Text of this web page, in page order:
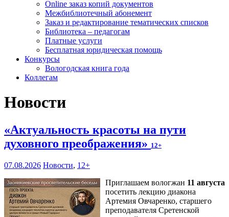
Online заказ копий документов
Межбиблиотечный абонемент
Заказ и редактирование тематических списков
Библиотека – педагогам
Платные услуги
Бесплатная юридическая помощь
Конкурсы
Вологодская книга года
Коллегам
Новости
«Актуальность красоты на пути
духовного преображения» 12+
07.08.2026 Новости, 12+
Приглашаем вологжан 11 августа
посетить лекцию диакона
Артемия Овчаренко, старшего
преподавателя Сретенской